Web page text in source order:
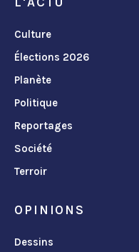
Culture
Élections 2026
Planète
Politique
Reportages
Société
Terroir
OPINIONS
Dessins